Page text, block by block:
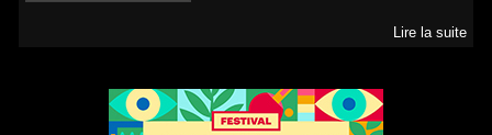
Lire la suite